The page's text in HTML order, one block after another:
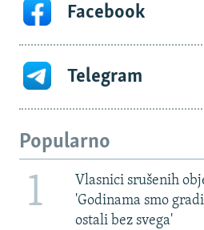
Facebook
Telegram
Popularno
1
Vlasnici srušenih
'Godinama smo
ostali bez svega'